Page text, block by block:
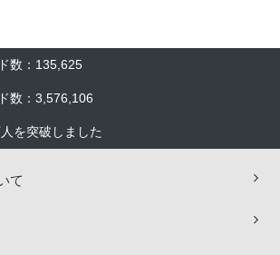
数：135,625
数：3,576,106
を突破しました
て